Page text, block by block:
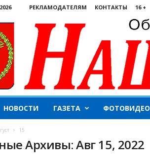
РЕКЛАМОДАТЕЛЯМ КОНТАКТЫ 16 +
НОВОСТИ ГАЗЕТА ФОТОВИДЕО
15
Архивы: Авг 15, 2022